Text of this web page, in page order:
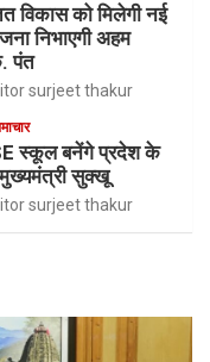
विकास को मिलेगी नई
निभाएगी अहम
पंत
surjeet thakur
स्कूल बनेंगे प्रदेश के
मुख्यमंत्री सुक्खू
surjeet thakur